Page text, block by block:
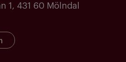
1, 431 60 Mölndal